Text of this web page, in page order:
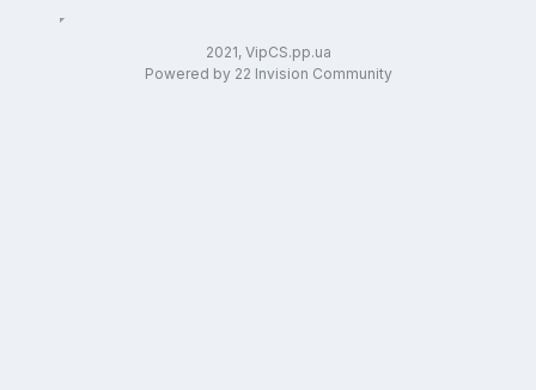
2021, VipCS.pp.ua
Powered by 22 Invision Community